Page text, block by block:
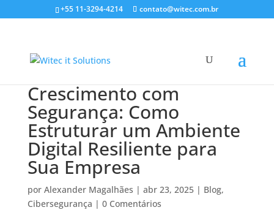
+55 11-3294-4214 contato@witec.com.br
Crescimento com
Segurança: Como
Estruturar um Ambiente
Digital Resiliente para
Sua Empresa
por Alexander Magalhães | abr 23, 2025| Blog,
Cibersegurança | 0 Comentários